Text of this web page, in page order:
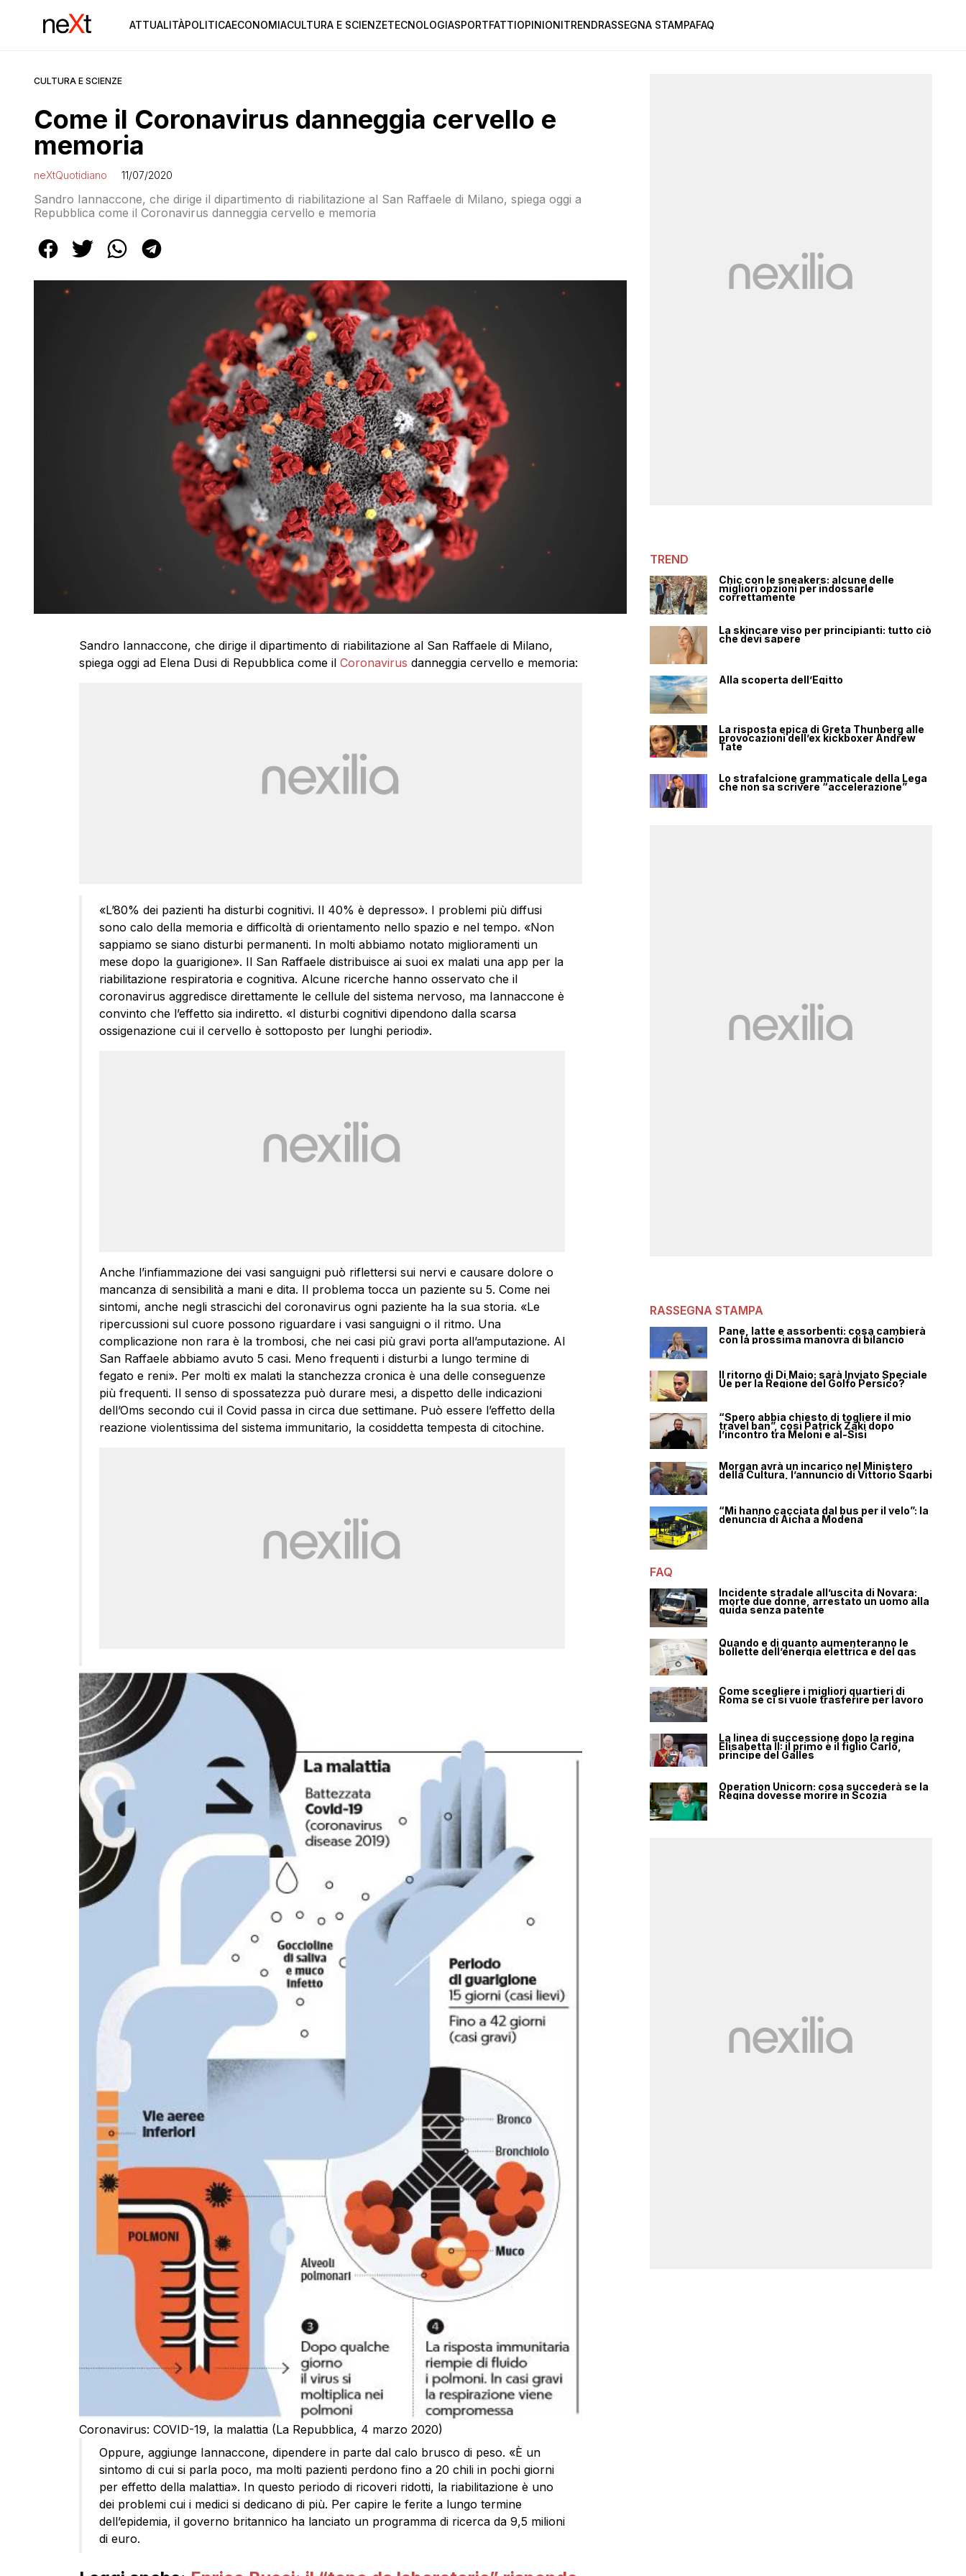
ATTUALITÀPOLITICAECONOMIACULTURA E SCIENZETECNOLOGIASPORTFATTIOPINIONITRENDRASSEGNA STAMPAFAQ
CULTURA E SCIENZE
Come il Coronavirus danneggia cervello e
memoria
neXtQuotidiano 11/07/2020
Sandro Iannaccone, che dirige il dipartimento di riabilitazione al San Raffaele di Milano, spiega oggi a
Repubblica come il Coronavirus danneggia cervello e memoria
Sandro Iannaccone, che dirige il dipartimento di riabilitazione al San Raffaele di Milano,
spiega oggi ad Elena Dusi di Repubblica come il Coronavirus danneggia cervello e memoria:
«L’80% dei pazienti ha disturbi cognitivi. Il 40% è depresso». I problemi più diffusi
sono calo della memoria e difficoltà di orientamento nello spazio e nel tempo. «Non
sappiamo se siano disturbi permanenti. In molti abbiamo notato miglioramenti un
mese dopo la guarigione». Il San Raffaele distribuisce ai suoi ex malati una app per la
riabilitazione respiratoria e cognitiva. Alcune ricerche hanno osservato che il
coronavirus aggredisce direttamente le cellule del sistema nervoso, ma Iannaccone è
convinto che l’effetto sia indiretto. «I disturbi cognitivi dipendono dalla scarsa
ossigenazione cui il cervello è sottoposto per lunghi periodi».
Anche l’infiammazione dei vasi sanguigni può riflettersi sui nervi e causare dolore o
mancanza di sensibilità a mani e dita. Il problema tocca un paziente su 5. Come nei
sintomi, anche negli strascichi del coronavirus ogni paziente ha la sua storia. «Le
ripercussioni sul cuore possono riguardare i vasi sanguigni o il ritmo. Una
complicazione non rara è la trombosi, che nei casi più gravi porta all’amputazione. Al
San Raffaele abbiamo avuto 5 casi. Meno frequenti i disturbi a lungo termine di
fegato e reni». Per molti ex malati la stanchezza cronica è una delle conseguenze
più frequenti. Il senso di spossatezza può durare mesi, a dispetto delle indicazioni
dell’Oms secondo cui il Covid passa in circa due settimane. Può essere l’effetto della
reazione violentissima del sistema immunitario, la cosiddetta tempesta di citochine.
Coronavirus: COVID-19, la malattia (La Repubblica, 4 marzo 2020)
Oppure, aggiunge Iannaccone, dipendere in parte dal calo brusco di peso. «È un
sintomo di cui si parla poco, ma molti pazienti perdono fino a 20 chili in pochi giorni
per effetto della malattia». In questo periodo di ricoveri ridotti, la riabilitazione è uno
dei problemi cui i medici si dedicano di più. Per capire le ferite a lungo termine
dell’epidemia, il governo britannico ha lanciato un programma di ricerca da 9,5 milioni
di euro.
TREND
Chic con le sneakers: alcune delle
migliori opzioni per indossarle
correttamente
La skincare viso per principianti: tutto ciò
che devi sapere
Alla scoperta dell’Egitto
La risposta epica di Greta Thunberg alle
provocazioni dell’ex kickboxer Andrew
Tate
Lo strafalcione grammaticale della Lega
che non sa scrivere “accelerazione”
RASSEGNA STAMPA
Pane, latte e assorbenti: cosa cambierà
con la prossima manovra di bilancio
Il ritorno di Di Maio: sarà Inviato Speciale
Ue per la Regione del Golfo Persico?
“Spero abbia chiesto di togliere il mio
travel ban”, così Patrick Zaki dopo
l’incontro tra Meloni e al-Sisi
Morgan avrà un incarico nel Ministero
della Cultura, l’annuncio di Vittorio Sgarbi
“Mi hanno cacciata dal bus per il velo”: la
denuncia di Aicha a Modena
FAQ
Incidente stradale all’uscita di Novara:
morte due donne, arrestato un uomo alla
guida senza patente
Quando e di quanto aumenteranno le
bollette dell’energia elettrica e del gas
Come scegliere i migliori quartieri di
Roma se ci si vuole trasferire per lavoro
La linea di successione dopo la regina
Elisabetta II: il primo è il figlio Carlo,
principe del Galles
Operation Unicorn: cosa succederà se la
Regina dovesse morire in Scozia